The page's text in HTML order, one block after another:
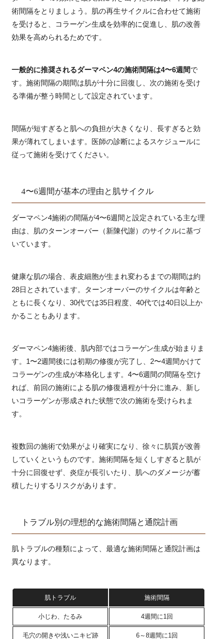
術間隔をとりましょう。肌の再生サイクルに合わせて施術
を受けると、コラーゲン生成を効率的に促進し、肌の改善
効果を高められるためです。
一般的に推奨されるダーマペン4の施術間隔は4〜6週間で
す。施術間隔の期間は肌が十分に回復し、次の施術を受け
る準備が整う時間として設定されています。
間隔が短すぎると肌への負担が大きくなり、長すぎると効
果が薄れてしまいます。医師の診断によるスケジュールに
従って施術を受けてください。
4〜6週間が基本の理由と肌サイクル
ダーマペン4施術の間隔が4〜6週間と設定されている主な理
由は、肌のターンオーバー（新陳代謝）のサイクルに基づ
いています。
健康な肌の場合、表皮細胞が生まれ変わるまでの期間は約
28日とされています。ターンオーバーのサイクルは年齢と
ともに長くなり、30代では35日程度、40代では40日以上か
かることもあります。
ダーマペン4施術後、肌内部ではコラーゲン生成が始まりま
す。1〜2週間後には初期の修復が完了し、2〜4週間かけて
コラーゲンの生成が本格化します。4〜6週間の間隔を空け
れば、前回の施術による肌の修復過程が十分に進み、新し
いコラーゲンが形成された状態で次の施術を受けられま
す。
複数回の施術で効果がより確実になり、徐々に肌質が改善
していくというものです。施術間隔を短くしすぎると肌が
十分に回復せず、炎症が長引いたり、肌へのダメージが蓄
積したりするリスクがあります。
トラブル別の理想的な施術間隔と通院計画
肌トラブルの種類によって、最適な施術間隔と通院計画は
異なります。
肌トラブル 施術間隔
小じわ、たるみ 4週間に1回
毛穴の開きや浅いニキビ跡 6～8週間に1回